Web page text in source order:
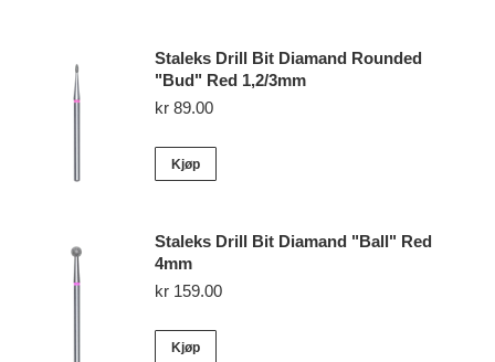
Staleks Drill Bit Diamand Rounded
"Bud" Red 1,2/3mm
kr 89.00
Kjøp
Staleks Drill Bit Diamand "Ball" Red
4mm
kr 159.00
Kjøp